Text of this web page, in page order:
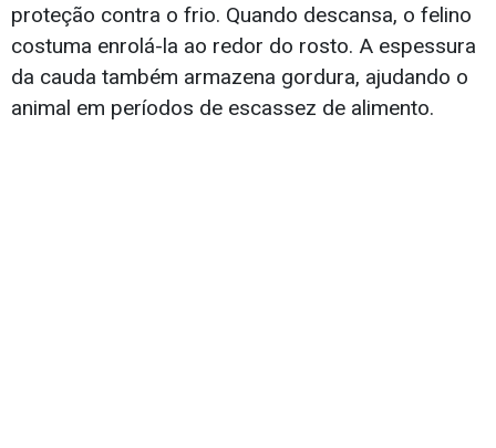
proteção contra o frio. Quando descansa, o felino
costuma enrolá-la ao redor do rosto. A espessura
da cauda também armazena gordura, ajudando o
animal em períodos de escassez de alimento.